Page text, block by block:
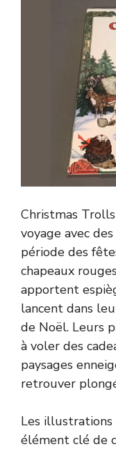
Christmas
voyage avec
période des
chapeaux
apportent
lancent dans
de Noël. Leurs
à voler des
paysages
retrouver
Les
élément clé de